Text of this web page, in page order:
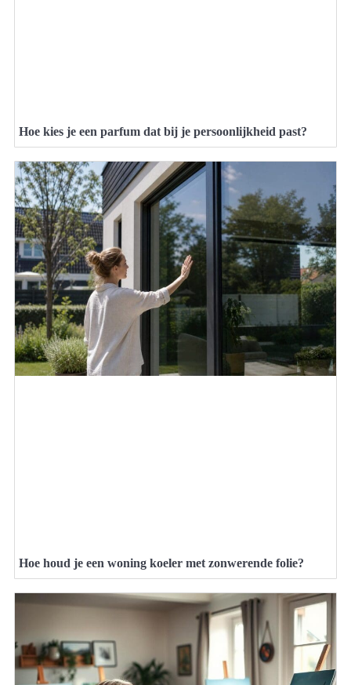
Hoe kies je een parfum dat bij je persoonlijkheid past?
Hoe houd je een woning koeler met zonwerende folie?